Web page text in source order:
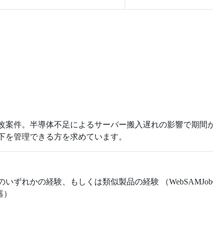
案件。半導体不足によるサーバー搬入遅れの影響で期
を管理できる方を求めています。
ずれかの経験、もしくは類似製品の経験 （